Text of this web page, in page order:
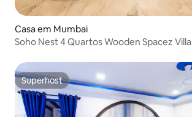
Casa em Mumbai
Soho Nest 4 Quartos Wooden Spacez Villa
Superhost
Superhost